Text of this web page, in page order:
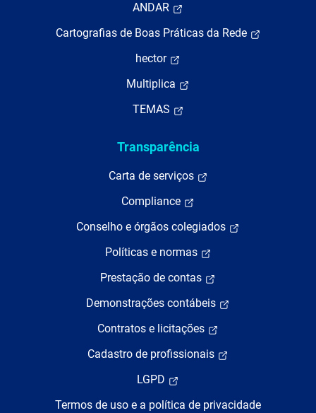
ANDAR
Cartografias de Boas Práticas da Rede
hector
Multiplica
TEMAS
Transparência
Carta de serviços
Compliance
Conselho e órgãos colegiados
Políticas e normas
Prestação de contas
Demonstrações contábeis
Contratos e licitações
Cadastro de profissionais
LGPD
Termos de uso e a política de privacidade